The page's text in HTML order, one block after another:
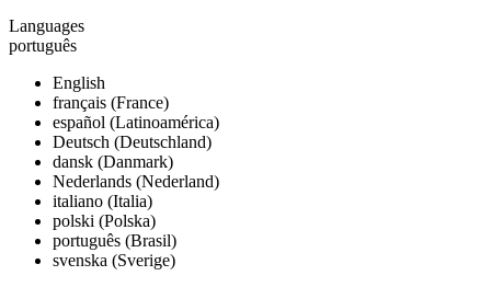
Languages
português
English
français (France)
español (Latinoamérica)
Deutsch (Deutschland)
dansk (Danmark)
Nederlands (Nederland)
italiano (Italia)
polski (Polska)
português (Brasil)
svenska (Sverige)